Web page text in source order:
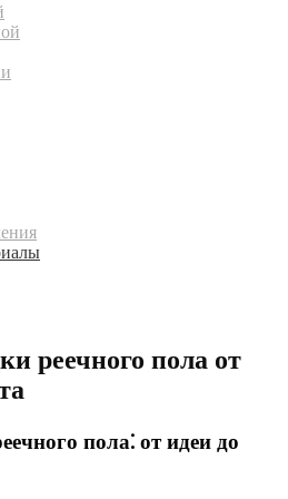
реечного пола от
пола⁚ от идеи до